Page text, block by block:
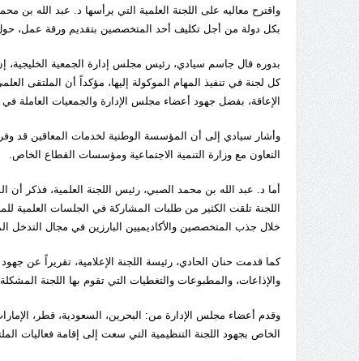
واقترح معاليه على اللجنة العلمية التي يرأسها د. عبد الله
بكل دولة من أجل تكليف أحد المتخصصين بتقديم ورقة عمل،
بدوره قال جاسم سيادي، رئيس مجلس إدارة الجمعية الخليجية، إن
كل لجنة في تنفيذ المهام الموكولة إليها، مؤكداً أن الملتقى
الإعاقة، بفضل جهود أعضاء مجلس الإدارة والجمعيات العاملة في
وأشار سيادي إلى أن المؤسسة الوطنية لخدمات المعاقين قد
التعاون مع وزارة التنمية الاجتماعية ومؤسسات القطاع الخاص.
أما د. عبد الله بن محمد الصبي، رئيس اللجنة العلمية، فذكر أن
اللجنة تلقت الكثير من طلبات المشاركة في الجلسات العلمية
خلال جذب المتخصصين والأكاديميين البارزين في مجال التدخل
كما قدمت حنان الحادي، رئيسة اللجنة الإعلامية، تقريراً عن جهود
والإذاعات، والمطبوعات والتغطيات التي تقوم بها اللجنة
وقدم أعضاء مجلس الإدارة من: البحرين، السعودية، قطر،
الخاص بجهود اللجنة التنظيمية التي سعت إلى إقامة فعاليات